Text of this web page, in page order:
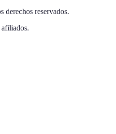
derechos reservados.
afiliados.